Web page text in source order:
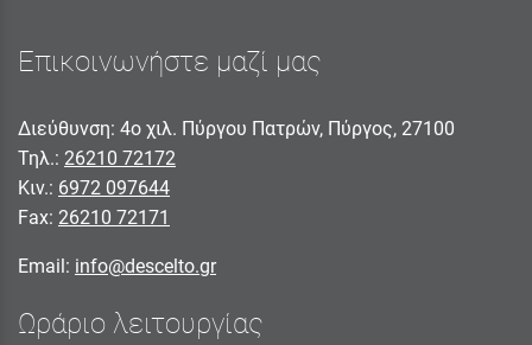
Επικοινωνήστε μαζί μας
Διεύθυνση: 4ο χιλ. Πύργου Πατρών, Πύργος, 27100
Τηλ.: 26210 72172
Κιν.: 6972 097644
Fax: 26210 72171
Email: info@descelto.gr
Ωράριο λειτουργίας